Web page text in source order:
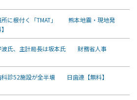
所に根付く「TMAT」 熊本地震・現地発
波氏、主計局長は坂本氏 財務省人事
科診52施設が全半壊 日歯連【無料】